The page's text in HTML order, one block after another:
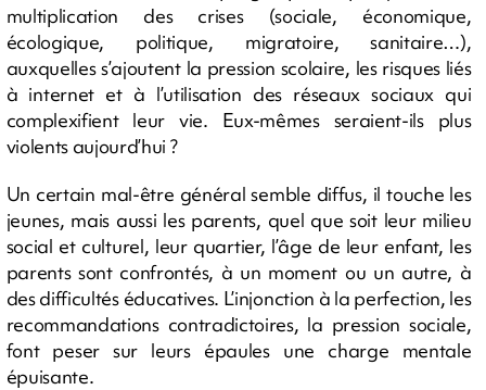
multiplication des crises (sociale, économique,
écologique, politique, migratoire, sanitaire…),
auxquelles s’ajoutent la pression scolaire, les risques liés
à internet et à l’utilisation des réseaux sociaux qui
complexifient leur vie. Eux-mêmes seraient-ils plus
violents aujourd’hui ?
Un certain mal-être général semble diffus, il touche les
jeunes, mais aussi les parents, quel que soit leur milieu
social et culturel, leur quartier, l’âge de leur enfant, les
parents sont confrontés, à un moment ou un autre, à
des difficultés éducatives. L’injonction à la perfection, les
recommandations contradictoires, la pression sociale,
font peser sur leurs épaules une charge mentale
épuisante.